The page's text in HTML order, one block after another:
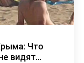
Что
видят...